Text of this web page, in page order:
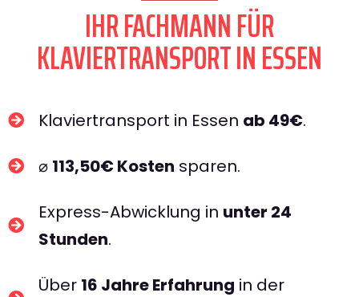
IHR FACHMANN FÜR
KLAVIERTRANSPORT IN ESSEN​
Klaviertransport in Essen ab 49€.
⌀ 113,50€ Kosten sparen.
Express-Abwicklung in unter 24
Stunden.
Über 16 Jahre Erfahrung in der